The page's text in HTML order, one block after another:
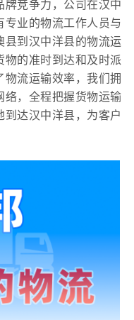
牌竞争力，公司在汉中
专业的物流工作人员与
县到汉中洋县的物流运
物的准时到达和及时派
流运输效率，我们拥
络，全程把握货物运输
达汉中洋县，为客户